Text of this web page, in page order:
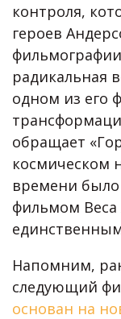
контроля,
героев
радикальная
одном из его
обращает
космическом
времени
фильмом Веса
Напомним,
следующий
основан на